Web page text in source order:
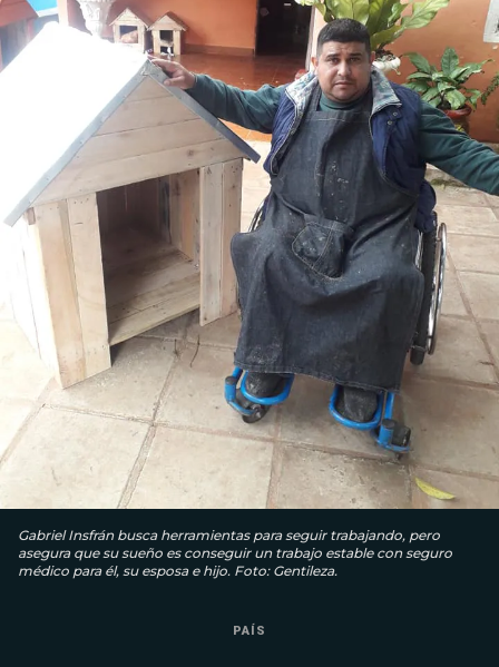
Gabriel Insfrán busca herramientas para seguir trabajando, pero
asegura que su sueño es conseguir un trabajo estable con seguro
médico para él, su esposa e hijo. Foto: Gentileza.
PAÍS